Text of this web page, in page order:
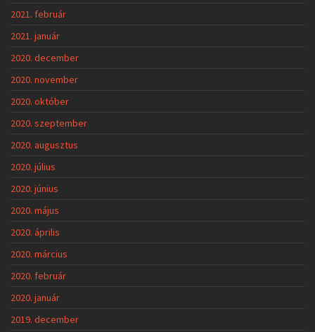
2021. február
2021. január
2020. december
2020. november
2020. október
2020. szeptember
2020. augusztus
2020. július
2020. június
2020. május
2020. április
2020. március
2020. február
2020. január
2019. december